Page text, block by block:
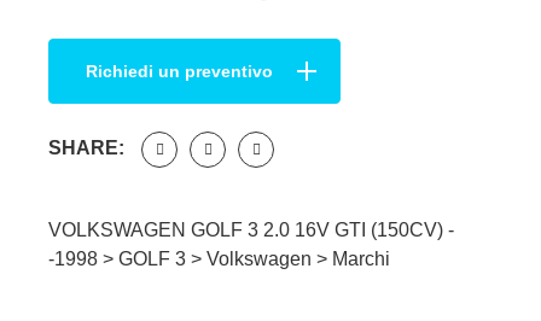
Richiedi un preventivo
SHARE:
VOLKSWAGEN GOLF 3 2.0 16V GTI (150CV) -
-1998 > GOLF 3 > Volkswagen > Marchi